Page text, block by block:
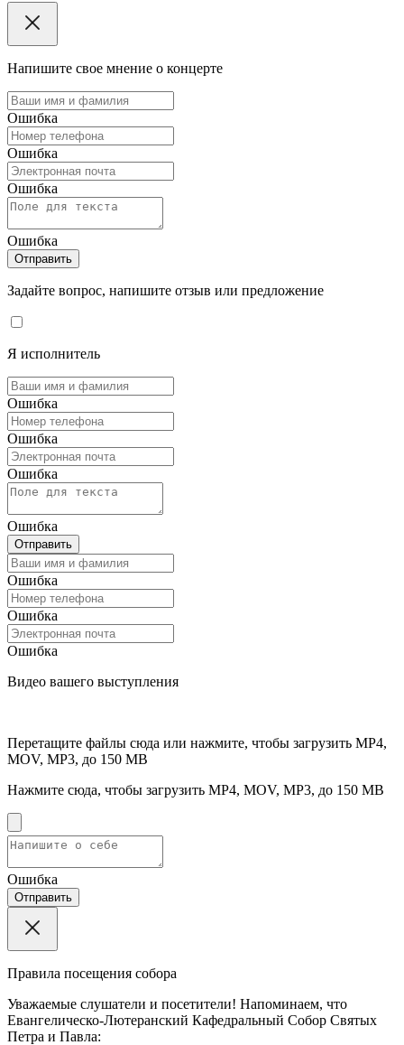
Напишите свое мнение о концерте
Ошибка
Ошибка
Ошибка
Ошибка
Отправить
Задайте вопрос, напишите отзыв или предложение
Я исполнитель
Ошибка
Ошибка
Ошибка
Ошибка
Отправить
Ошибка
Ошибка
Ошибка
Видео вашего выступления
Перетащите файлы сюда или нажмите, чтобы загрузить MP4,
MOV, MP3, до 150 MB
Нажмите сюда, чтобы загрузить MP4, MOV, MP3, до 150 MB
Ошибка
Отправить
Правила посещения собора
Уважаемые слушатели и посетители! Напоминаем, что
Евангелическо-Лютеранский Кафедральный Собор Святых
Петра и Павла: